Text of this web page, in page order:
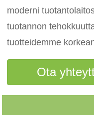
moderni
tuotannon
tuotteidemme
Ota